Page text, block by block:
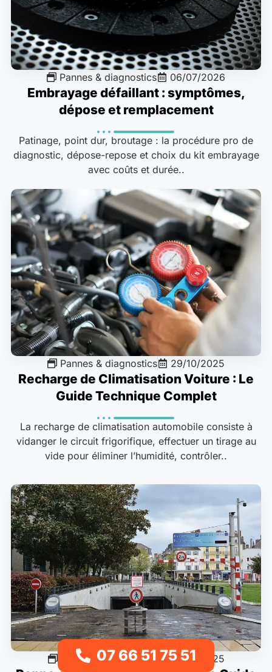
Pannes & diagnostics 06/07/2026
Embrayage défaillant : symptômes,
dépose et remplacement
Patinage, point dur, broutage : la procédure pro de
diagnostic, dépose-repose et choix du kit embrayage
avec coûts et durée..
Pannes & diagnostics 29/10/2025
Recharge de Climatisation Voiture : Le
Guide Technique Complet
La recharge de climatisation automobile consiste à
vidanger le circuit frigorifique, effectuer un tirage au
vide pour éliminer l’humidité, contrôler..
Procédures & guides 22/09/2025
07 66 51 75 51